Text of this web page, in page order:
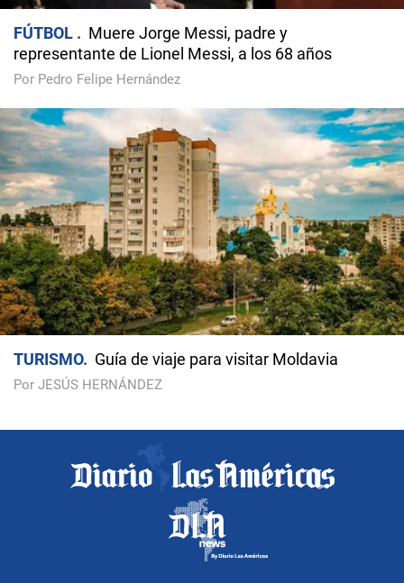
FÚTBOL
Muere Jorge Messi, padre y
representante de Lionel Messi, a los 68 años
Por Pedro Felipe Hernández
TURISMO Guía de viaje para visitar Moldavia
Por JESÚS HERNÁNDEZ